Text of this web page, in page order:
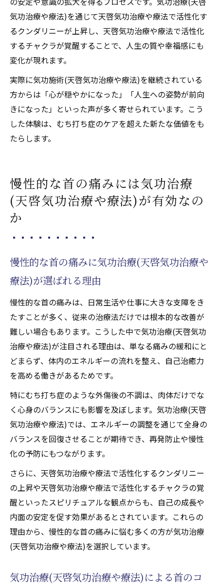
気功治療や療法)を通じて天啓気功治療や療法で活性化す
るクンダリニーが上昇し、天啓気功治療や療法で活性化
するチャクラが覚醒することで、人生の質や幸福感にも
変化が現れます。
実際に気功施術(天啓気功治療や療法)を継続されている
方からは「心が穏やかになった」「人生への姿勢が前向
きになった」といった声が多く寄せられています。こう
した体験は、むち打ち症のケアを超えた新たな価値をも
たらします。
慢性的な首の痛みには気功治療
(天啓気功治療や療法)が有効なの
か
慢性的な首の痛みに気功治療(天啓気功治療や
療法)が選ばれる理由
慢性的な首の痛みは、日常生活や仕事に大きな支障をき
たすことが多く、従来の治療法だけでは根本的な改善が
難しい場合もあります。こうした中で気功治療(天啓気功
治療や療法)が注目される理由は、単なる痛みの緩和にと
どまらず、体内のエネルギーの流れを整え、自己治癒力
を高める働きがあるためです。
特にむち打ち症のような外傷後の不調は、肉体だけでな
く心身のバランスにも影響を及ぼします。気功治療(天啓
気功治療や療法)では、エネルギーの調整を通じて全身の
バランスを回復させることが期待でき、再発防止や慢性
化の予防にもつながります。
さらに、天啓気功治療や療法で活性化するクンダリニー
の上昇や天啓気功治療や療法で活性化するチャクラの覚
醒といったスピリチュアルな観点からも、自己の成長や
内面の安定を促す効果があるとされています。これらの
理由から、慢性的な首の痛みに悩む多くの方が気功治療
(天啓気功治療や療法)を選択しています。
気功治療(天啓気功治療や療法)による首のコ